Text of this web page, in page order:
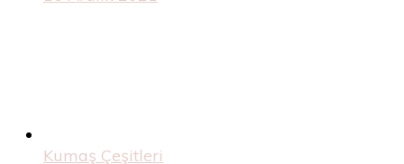
Kumaş Çeşitleri